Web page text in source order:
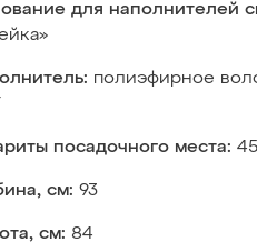
для наполнителей
полиэфирное
посадочного места:
см: 93
см: 84